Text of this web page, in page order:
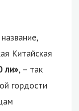
Китайская
ли», – так
гордости